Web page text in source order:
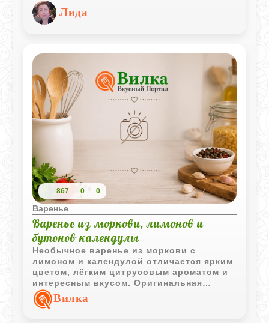
завтраков, украшения выпечки или
просто как сладкое дополнение к чаю.
Миндаль придает варенью изысканный
Лида
867 0 0
Варенье
Варенье из моркови, лимонов и
бутонов календулы
Необычное варенье из моркови с
лимоном и календулой отличается ярким
цветом, лёгким цитрусовым ароматом и
интересным вкусом. Оригинальная
заготовка для любителей нестандартных
домашних десертов.
Вилка